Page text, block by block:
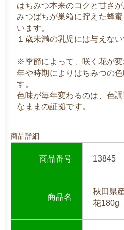
はちみつ本来のコクと甘さが
みつばちが巣箱に貯えた蜂
います。
１歳未満の乳児には与えない
※季節によって、咲く花が変
年や時期によりはちみつの
す。
色味が毎年変わるのは、色
なままの証拠です。
商品詳細
商品番号 13845
商品名
秋田県
花180g